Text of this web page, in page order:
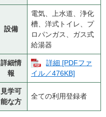
設備
電気、上水道、浄化
槽、洋式トイレ、プ
ロパンガス、ガス式
給湯器
詳細情
報
詳細 [PDFファ
イル／476KB]
見学可
能な方
全ての利用登録者